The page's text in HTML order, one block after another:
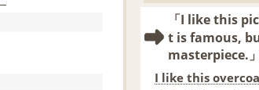
「I like this
t is famous,
masterpiece.
I like this